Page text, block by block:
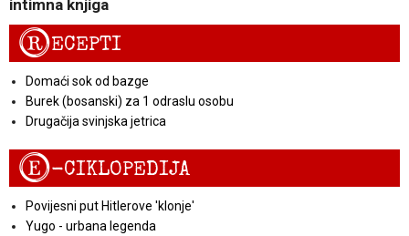
intimna knjiga
RECEPTI
Domaći sok od bazge
Burek (bosanski) za 1 odraslu osobu
Drugačija svinjska jetrica
E-CIKLOPEDIJA
Povijesni put Hitlerove 'klonje'
Yugo - urbana legenda